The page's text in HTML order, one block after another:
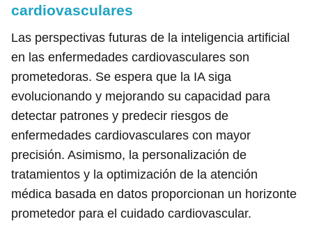
cardiovasculares
Las perspectivas futuras de la inteligencia artificial
en las enfermedades cardiovasculares son
prometedoras. Se espera que la IA siga
evolucionando y mejorando su capacidad para
detectar patrones y predecir riesgos de
enfermedades cardiovasculares con mayor
precisión. Asimismo, la personalización de
tratamientos y la optimización de la atención
médica basada en datos proporcionan un horizonte
prometedor para el cuidado cardiovascular.